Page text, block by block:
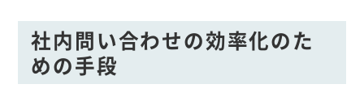
社内問い合わせの効率化のた
めの手段